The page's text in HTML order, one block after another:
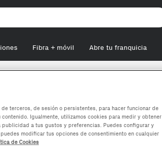
Fibra + móvil Abre tu franquicia
terceros, de sesión o persistentes, para hacer funcionar de
Igualmente, utilizamos cookies para medir y obtener
a tus gustos y preferencias. Puedes configurar y
modificar tus opciones de consentimiento en cualquier
de Cookies